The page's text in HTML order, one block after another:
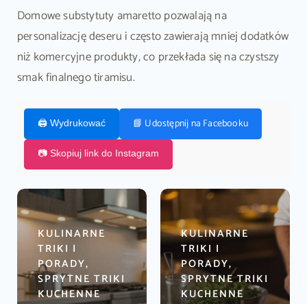
Domowe substytuty amaretto pozwalają na
personalizację deseru i często zawierają mniej dodatków
niż komercyjne produkty, co przekłada się na czystszy
smak finalnego tiramisu.
🖨️ Wydrukować 📘 Udostępnij na Facebooku
📷 Skopiuj link do Instagram
KULINARNE
TRIKI I
PORADY,
SPRYTNE TRIKI
KUCHENNE
KULINARNE
TRIKI I
PORADY,
SPRYTNE TRIKI
KUCHENNE